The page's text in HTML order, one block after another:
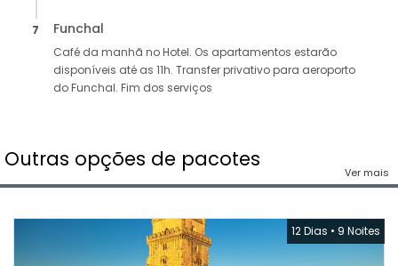
7 Funchal
Café da manhã no Hotel. Os apartamentos estarão
disponíveis até as 11h. Transfer privativo para aeroporto
do Funchal. Fim dos serviços
Outras opções de pacotes
Ver mais
12 Dias • 9 Noites